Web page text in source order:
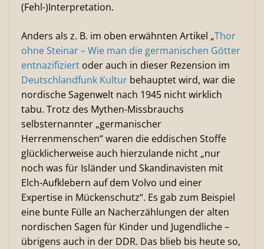
(Fehl-)Interpretation.
Anders als z. B. im oben erwähnten Artikel „Thor
ohne Steinar – Wie man die germanischen Götter
entnazifiziert oder auch in dieser Rezension im
Deutschlandfunk Kultur behauptet wird, war die
nordische Sagenwelt nach 1945 nicht wirklich
tabu. Trotz des Mythen-Missbrauchs
selbsternannter „germanischer
Herrenmenschen“ waren die eddischen Stoffe
glücklicherweise auch hierzulande nicht „nur
noch was für Isländer und Skandinavisten mit
Elch-Aufklebern auf dem Volvo und einer
Expertise in Mückenschutz“. Es gab zum Beispiel
eine bunte Fülle an Nacherzählungen der alten
nordischen Sagen für Kinder und Jugendliche –
übrigens auch in der DDR. Das blieb bis heute so,